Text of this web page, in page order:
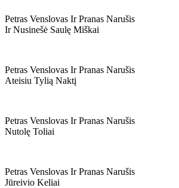
Petras Venslovas Ir Pranas Narušis
Ir Nusinešė Saulę Miškai
Petras Venslovas Ir Pranas Narušis
Ateisiu Tylią Naktį
Petras Venslovas Ir Pranas Narušis
Nutolę Toliai
Petras Venslovas Ir Pranas Narušis
Jūreivio Keliai